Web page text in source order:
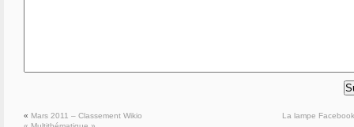
« Mars 2011 – Classement Wikio
La lampe